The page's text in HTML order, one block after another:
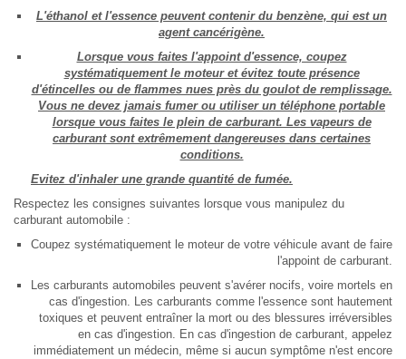
L'éthanol et l'essence peuvent contenir du benzène, qui est un
agent cancérigène.
Lorsque vous faites l'appoint d'essence, coupez
systématiquement le moteur et évitez toute présence
d'étincelles ou de flammes nues près du goulot de remplissage.
Vous ne devez jamais fumer ou utiliser un téléphone portable
lorsque vous faites le plein de carburant. Les vapeurs de
carburant sont extrêmement dangereuses dans certaines
conditions.
Evitez d'inhaler une grande quantité de fumée.
Respectez les consignes suivantes lorsque vous manipulez du
carburant automobile :
Coupez systématiquement le moteur de votre véhicule avant de faire
l'appoint de carburant.
Les carburants automobiles peuvent s'avérer nocifs, voire mortels en
cas d'ingestion. Les carburants comme l'essence sont hautement
toxiques et peuvent entraîner la mort ou des blessures irréversibles
en cas d'ingestion. En cas d'ingestion de carburant, appelez
immédiatement un médecin, même si aucun symptôme n'est encore